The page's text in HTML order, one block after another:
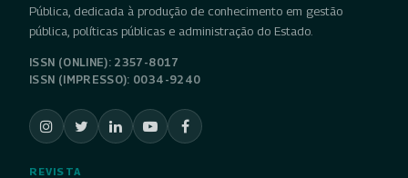
Pública, dedicada à produção de conhecimento em gestão
pública, políticas públicas e administração do Estado.
ISSN (ONLINE): 2357-8017
ISSN (IMPRESSO): 0034-9240
REVISTA